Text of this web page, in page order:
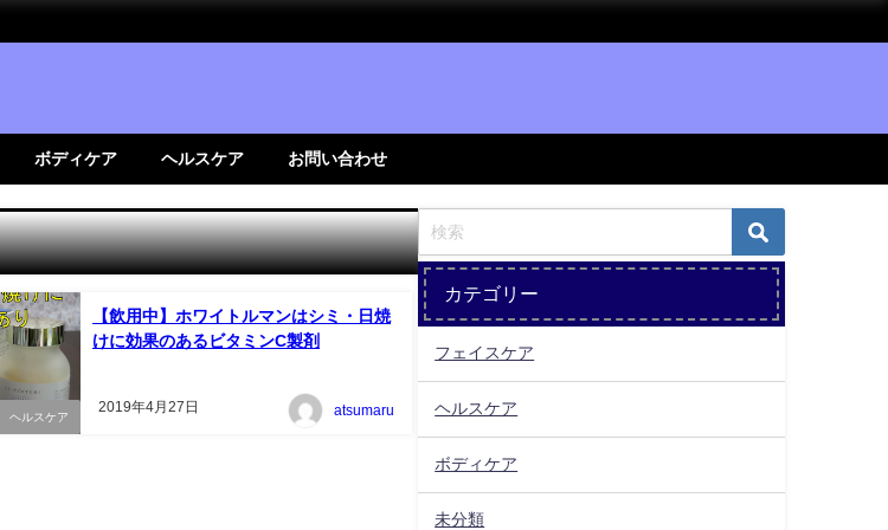
ボディケア ヘルスケア お問い合わせ
ヘルスケア
【飲用中】ホワイトルマンはシミ・日焼
けに効果のあるビタミンC製剤
2019年4月27日 atsumaru
カテゴリー
フェイスケア
ヘルスケア
ボディケア
未分類